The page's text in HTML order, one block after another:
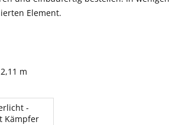
Element.
m
-
Kämpfer